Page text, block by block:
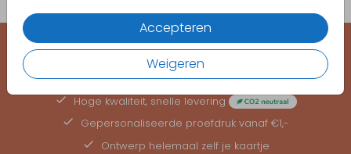
Accepteren
Weigeren
EEN KAARTJE VOOR ELK MOMENT
Hoge kwaliteit, snelle levering
Gepersonaliseerde proefdruk vanaf €1,-
Ontwerp helemaal zelf je kaartje